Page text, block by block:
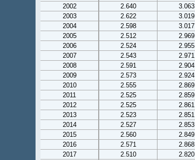
2002
2.640 3.063
2003
2.622 3.019
2004
2.598 3.017
2005
2.512 2.969
2006
2.524 2.955
2007
2.543 2.971
2008
2.591 2.904
2009
2.573 2.924
2010
2.555 2.869
2011
2.525 2.859
2012
2.525 2.861
2013
2.523 2.851
2014
2.527 2.853
2015
2.560 2.849
2016
2.571 2.868
2017
2.510 2.820